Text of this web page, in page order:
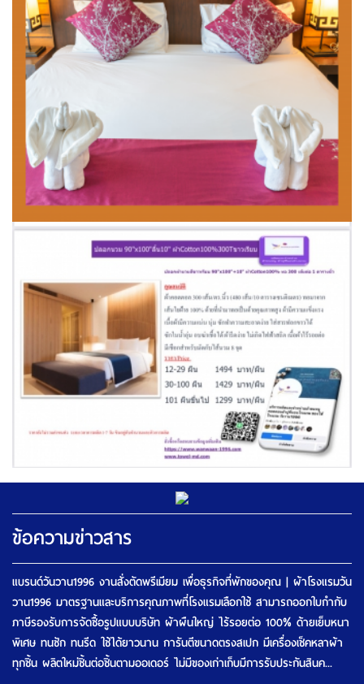
ข้อความข่าวสาร
แบรนด์วันวาน1996 งานสั่งตัดพรีเมียม เพื่อธุรกิจที่พักของคุณ | ผ้าโรงแรมวัน
วาน1996 มาตรฐานและบริการคุณภาพที่โรงแรมเลือกใช้ สามารถออกใบกำกับ
ภาษีรองรับการจัดซื้อรูปแบบบริษัท ผ้าผืนใหญ่ ไร้รอยต่อ 100% ด้ายเย็บหนา
พิเศษ ทนซัก ทนรีด ใช้ได้ยาวนาน การันตีขนาดตรงสเปก มีเครื่องเช็คหลาผ้า
ทุกชิ้น ผลิตใหม่ชิ้นต่อชิ้นตามออเดอร์ ไม่มีของเก่าเก็บมีการรับประกันสินค...